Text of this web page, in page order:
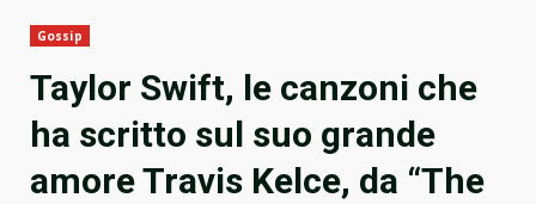
Gossip
Taylor Swift, le canzoni che
ha scritto sul suo grande
amore Travis Kelce, da “The